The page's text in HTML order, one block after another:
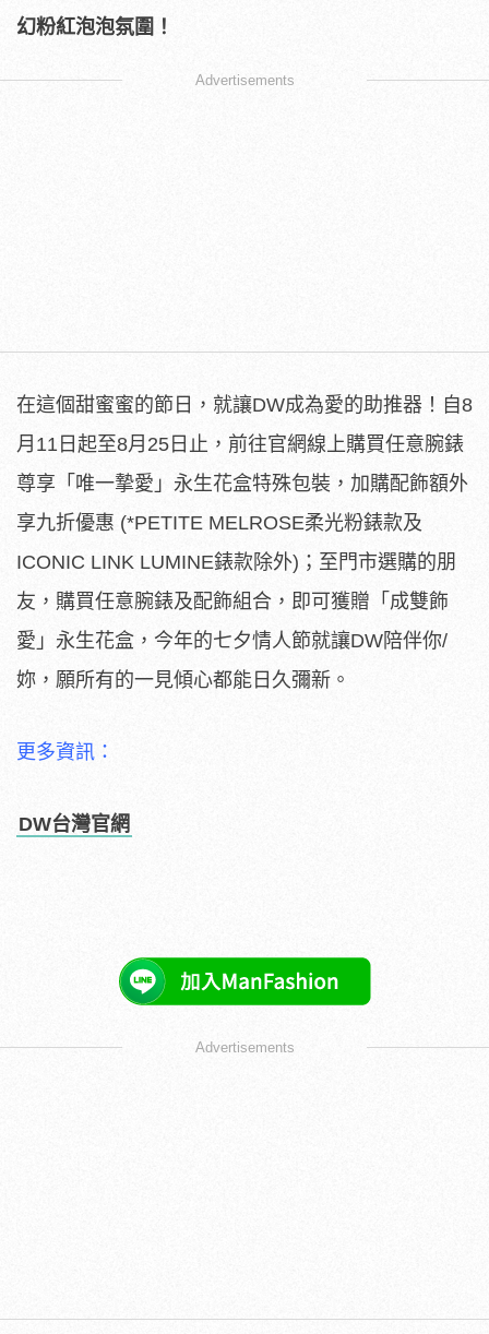
Advertisements
在這個甜蜜蜜的節日，就讓DW成為愛的助推器！自8
月11日起至8月25日止，前往官網線上購買任意腕錶
尊享「唯一摯愛」永生花盒特殊包裝，加購配飾額外
享九折優惠 (*PETITE MELROSE柔光粉錶款及
ICONIC LINK LUMINE錶款除外)；至門市選購的朋
友，購買任意腕錶及配飾組合，即可獲贈「成雙飾
愛」永生花盒，今年的七夕情人節就讓DW陪伴你/
妳，願所有的一見傾心都能日久彌新。
更多資訊：
DW台灣官網
Advertisements